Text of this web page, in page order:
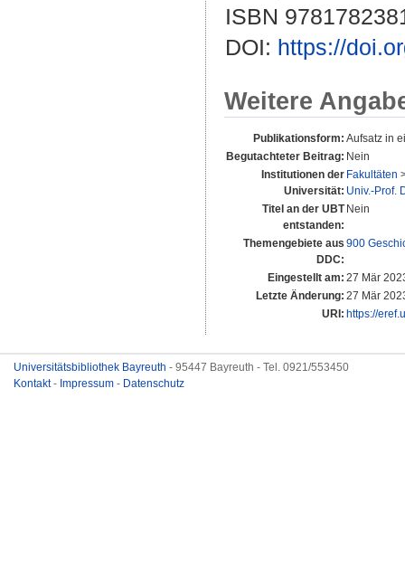
ISBN
DOI: https://
Weitere
Publikationsform: Aufsatz in
Begutachteter Beitrag: Nein
Institutionen der
Universität:
Fakultäten
Univ.-Prof.
Titel an der UBT
entstanden:
Nein
Themengebiete aus
DDC:
900
Eingestellt am: 27 Mär
Letzte Änderung: 27 Mär
URI: https://
Universitätsbibliothek Bayreuth - 95447 Bayreuth - Tel. 0921/553450
Kontakt- Impressum - Datenschutz